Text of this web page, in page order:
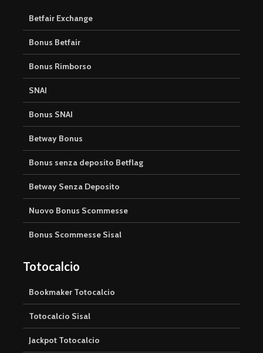
Betfair Exchange
Bonus Betfair
Bonus Rimborso
SNAI
Bonus SNAI
Betway Bonus
Bonus senza deposito Betflag
Betway Senza Deposito
Nuovo Bonus Scommesse
Bonus Scommesse Sisal
Totocalcio
Bookmaker Totocalcio
Totocalcio Sisal
Jackpot Totocalcio